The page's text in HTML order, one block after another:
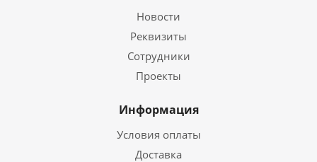
Новости
Реквизиты
Сотрудники
Проекты
Информация
Условия оплаты
Доставка